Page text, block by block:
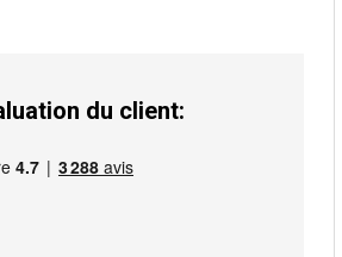
du client: